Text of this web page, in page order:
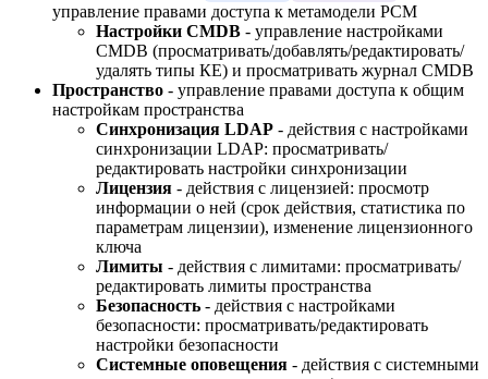
управление правами доступа к метамодели РСМ
Настройки CMDB - управление настройками
CMDB (просматривать/добавлять/редактировать/
удалять типы КЕ) и просматривать журнал CMDB
Пространство - управление правами доступа к общим
настройкам пространства
Синхронизация LDAP - действия с настройками
синхронизации LDAP: просматривать/
редактировать настройки синхронизации
Лицензия - действия с лицензией: просмотр
информации о ней (срок действия, статистика по
параметрам лицензии), изменение лицензионного
ключа
Лимиты - действия с лимитами: просматривать/
редактировать лимиты пространства
Безопасность - действия с настройками
безопасности: просматривать/редактировать
настройки безопасности
Системные оповещения - действия с системными